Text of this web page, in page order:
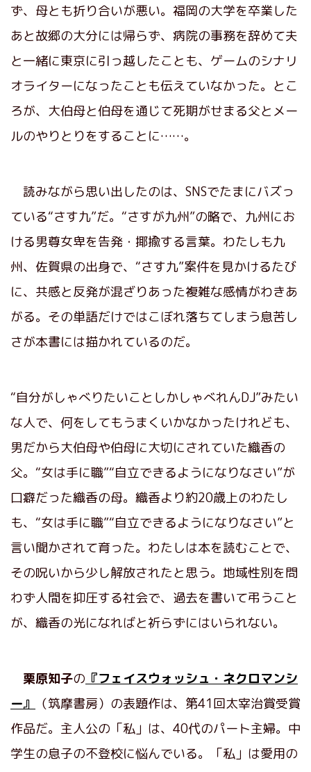
ず、母とも折り合いが悪い。福岡の大学を卒業した
あと故郷の大分には帰らず、病院の事務を辞めて夫
と一緒に東京に引っ越したことも、ゲームのシナリ
オライターになったことも伝えていなかった。とこ
ろが、大伯母と伯母を通じて死期がせまる父とメー
ルのやりとりをすることに……。
読みながら思い出したのは、SNSでたまにバズっ
ている“さす九”だ。“さすが九州”の略で、九州にお
ける男尊女卑を告発・揶揄する言葉。わたしも九
州、佐賀県の出身で、“さす九”案件を見かけるたび
に、共感と反発が混ざりあった複雑な感情がわきあ
がる。その単語だけではこぼれ落ちてしまう息苦し
さが本書には描かれているのだ。
“自分がしゃべりたいことしかしゃべれんDJ”みたい
な人で、何をしてもうまくいかなかったけれども、
男だから大伯母や伯母に大切にされていた織香の
父。“女は手に職”“自立できるようになりなさい”が
口癖だった織香の母。織香より約20歳上のわたし
も、“女は手に職”“自立できるようになりなさい”と
言い聞かされて育った。わたしは本を読むことで、
その呪いから少し解放されたと思う。地域性別を問
わず人間を抑圧する社会で、過去を書いて弔うこと
が、織香の光になればと祈らずにはいられない。
栗原知子の 『フェイスウォッシュ・ネクロマンシ
ー』
（筑摩書房）の表題作は、第41回太宰治賞受賞
作品だ。主人公の「私」は、40代のパート主婦。中
学生の息子の不登校に悩んでいる。「私」は愛用の